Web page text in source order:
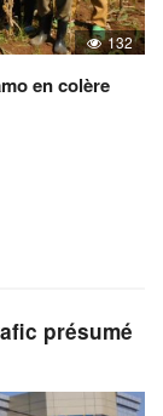
132
en colère
présumé